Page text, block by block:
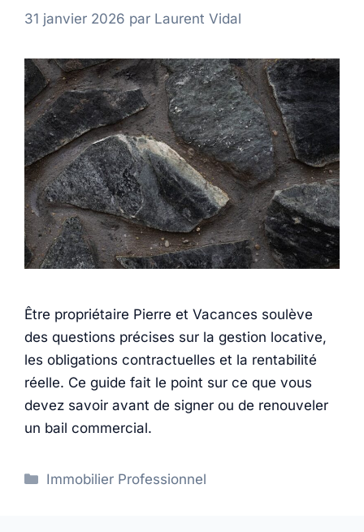
31 janvier 2026 par Laurent Vidal
Être propriétaire Pierre et Vacances soulève
des questions précises sur la gestion locative,
les obligations contractuelles et la rentabilité
réelle. Ce guide fait le point sur ce que vous
devez savoir avant de signer ou de renouveler
un bail commercial.
Catégories
Immobilier Professionnel